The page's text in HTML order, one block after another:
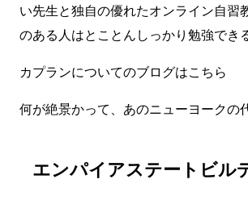
い先生と独自の優れたオンライン自習
のある人はとことんしっかり勉強でき
カプランについてのブログはこちら
何が絶景かって、あのニューヨークの
エンパイアステートビル